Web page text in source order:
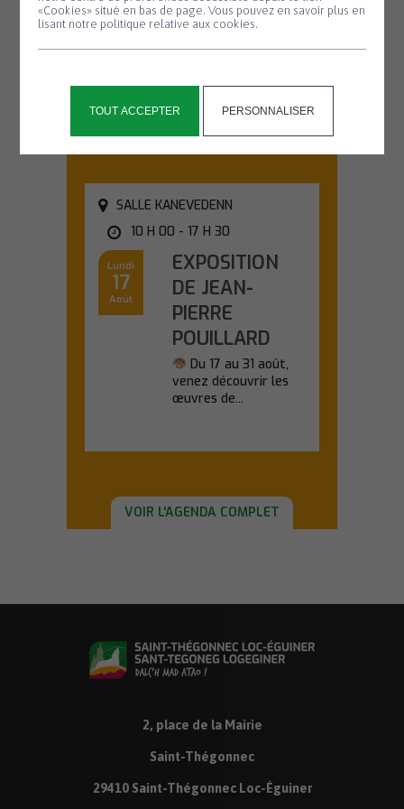
«Cookies» situé en bas de page. Vous pouvez en savoir plus en
lisant notre politique relative aux cookies.
TOUT ACCEPTER PERSONNALISER
#2
découverte des
d'une sortie nature...
En savoir plus
SALLE KANEVEDENN
10 H 00 - 17 H 30
Lundi
17
Août
EXPOSITION
DE JEAN-
PIERRE
POUILLARD
Du 17 au 31 août,
venez découvrir les
œuvres de...
VOIR L'AGENDA COMPLET
2, place de la Mairie
Saint-Thégonnec
29410 Saint-Thégonnec Loc-Éguiner